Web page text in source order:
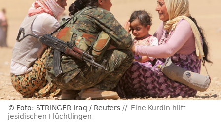
Foto: STRINGER Iraq / Reuters
Eine Kurdin hilft
jesidischen Flüchtlingen